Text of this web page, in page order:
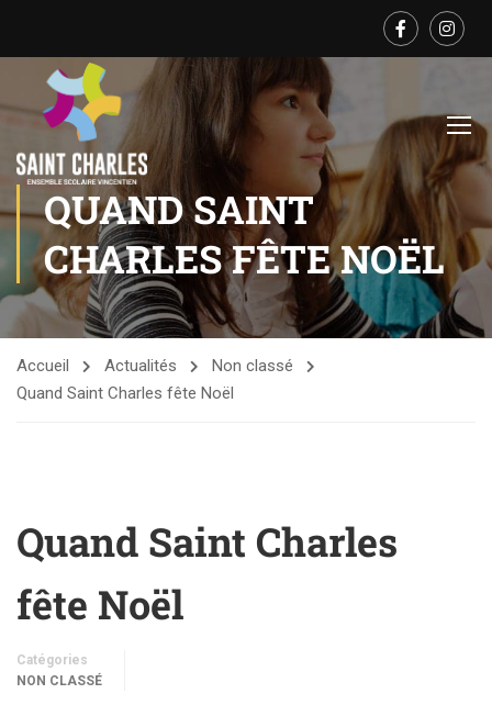
QUAND SAINT
CHARLES FÊTE NOËL
Accueil Actualités
Non classé
Quand Saint Charles fête Noël
Quand Saint Charles
fête Noël
Catégories
NON CLASSÉ